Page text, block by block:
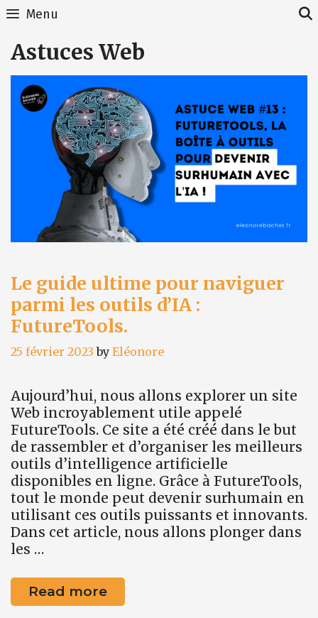
Skip
content
Menu
Astuces Web
Le guide ultime pour naviguer
parmi les outils d’IA :
FutureTools.
25 février 2023 by Eléonore
Aujourd’hui, nous allons explorer un site
Web incroyablement utile appelé
FutureTools. Ce site a été créé dans le but
de rassembler et d’organiser les meilleurs
outils d’intelligence artificielle
disponibles en ligne. Grâce à FutureTools,
tout le monde peut devenir surhumain en
utilisant ces outils puissants et innovants.
Dans cet article, nous allons plonger dans
les …
Read moreLe
guide